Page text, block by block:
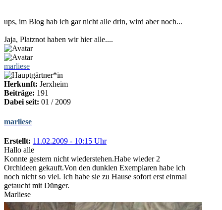
ups, im Blog hab ich gar nicht alle drin, wird aber noch...
Jaja, Platznot haben wir hier alle....
marliese
Herkunft: Jerxheim
Beiträge: 191
Dabei seit: 01 / 2009
marliese
Erstellt: 11.02.2009 - 10:15 Uhr
Hallo alle
Konnte gestern nicht wiederstehen.Habe wieder 2
Orchideen gekauft.Von den dunklen Exemplaren habe ich
noch nicht so viel. Ich habe sie zu Hause sofort erst einmal
getaucht mit Dünger.
Marliese